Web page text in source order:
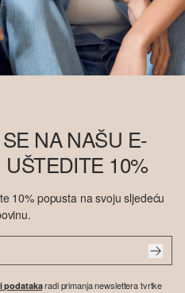
NA NAŠU E-
10%
10% popusta na svoju sljedeću
podatakaradi primanja newslettera tvrtke